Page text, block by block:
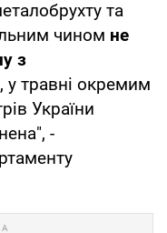
та
чином не
з
у травні окремим
України
-